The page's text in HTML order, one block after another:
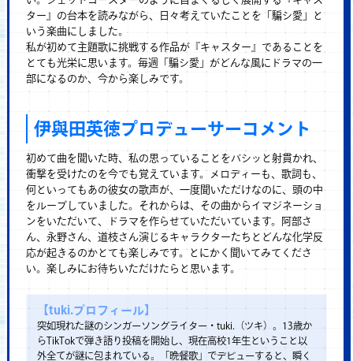
ター』の台本を読みながら、日々考えていたことを「騙シ愛」と
いう楽曲にしました。
私が初めて主題歌に挑戦する作品が『キャスター』であることを
とても光栄に思います。毎週「騙シ愛」がどんな風にドラマの一
部になるのか、今から楽しみです。
伊與田英徳プロデューサーコメント
初めて曲を聞いた時、私の思っていることをバシッと射貫かれ、
衝撃を受けたのを今でも覚えています。メロディーも、歌詞も、
何といってもあの彼女の歌声が、一度聞いただけなのに、頭の中
をループしていました。それからは、その曲からイマジネーショ
ンをいただいて、ドラマを作らせていただいています。阿部さ
ん、永野さん、道枝さん演じるキャラクターたちとどんな化学反
応が起きるのかとても楽しみです。とにかく聞いてみてくださ
い。楽しみにお待ちいただけたらと思います。
【tuki.プロフィール】
突如現れた謎のシンガーソングライター・tuki.（ツキ）。13歳か
らTikTokで弾き語り投稿を開始し、現在高校1年生ということ以
外全てが謎に包まれている。「晩餐歌」でデビューすると、瞬く